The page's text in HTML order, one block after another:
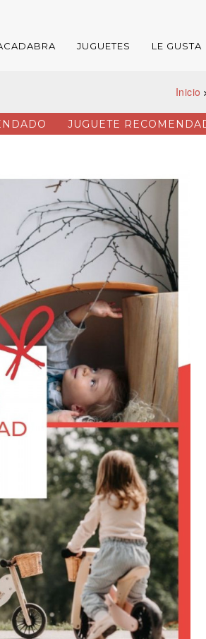
JUGUETES LE GUSTA
Inicio
JUGUETE